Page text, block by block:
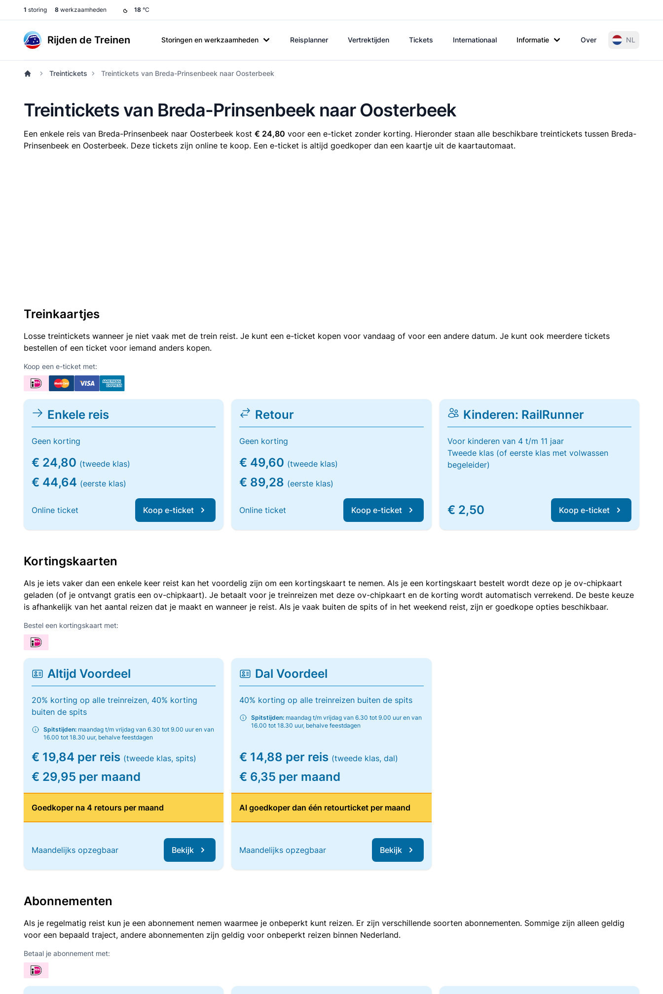
1 storing 8 werkzaamheden 18 °C
Rijden de Treinen Storingen en werkzaamheden Reisplanner Vertrektijden Tickets Internationaal Informatie Over NL
Treintickets Treintickets van Breda-Prinsenbeek naar Oosterbeek
Treintickets van Breda-Prinsenbeek naar Oosterbeek
Een enkele reis van Breda-Prinsenbeek naar Oosterbeek kost € 24,80 voor een e-ticket zonder korting. Hieronder staan alle beschikbare treintickets tussen Breda-
Prinsenbeek en Oosterbeek. Deze tickets zijn online te koop. Een e-ticket is altijd goedkoper dan een kaartje uit de kaartautomaat.
Treinkaartjes
Losse treintickets wanneer je niet vaak met de trein reist. Je kunt een e-ticket kopen voor vandaag of voor een andere datum. Je kunt ook meerdere tickets
bestellen of een ticket voor iemand anders kopen.
Koop een e-ticket met:
Enkele reis
Geen korting
€ 24,80 (tweede klas)
€ 44,64 (eerste klas)
Online ticket Koop e-ticket
Retour
Geen korting
€ 49,60 (tweede klas)
€ 89,28 (eerste klas)
Online ticket Koop e-ticket
Kinderen: RailRunner
Voor kinderen van 4 t/m 11 jaar
Tweede klas (of eerste klas met volwassen
begeleider)
€ 2,50 Koop e-ticket
Kortingskaarten
Als je iets vaker dan een enkele keer reist kan het voordelig zijn om een kortingskaart te nemen. Als je een kortingskaart bestelt wordt deze op je ov-chipkaart
geladen (of je ontvangt gratis een ov-chipkaart). Je betaalt voor je treinreizen met deze ov-chipkaart en de korting wordt automatisch verrekend. De beste keuze
is afhankelijk van het aantal reizen dat je maakt en wanneer je reist. Als je vaak buiten de spits of in het weekend reist, zijn er goedkope opties beschikbaar.
Bestel een kortingskaart met:
Altijd Voordeel
20% korting op alle treinreizen, 40% korting
buiten de spits
Spitstijden: maandag t/m vrijdag van 6.30 tot 9.00 uur en van
16.00 tot 18.30 uur, behalve feestdagen
€ 19,84 per reis (tweede klas, spits)
€ 29,95 per maand
Goedkoper na 4 retours per maand
Maandelijks opzegbaar Bekijk
Dal Voordeel
40% korting op alle treinreizen buiten de spits
Spitstijden: maandag t/m vrijdag van 6.30 tot 9.00 uur en van
16.00 tot 18.30 uur, behalve feestdagen
€ 14,88 per reis (tweede klas, dal)
€ 6,35 per maand
Al goedkoper dan één retourticket per maand
Maandelijks opzegbaar Bekijk
Abonnementen
Als je regelmatig reist kun je een abonnement nemen waarmee je onbeperkt kunt reizen. Er zijn verschillende soorten abonnementen. Sommige zijn alleen geldig
voor een bepaald traject, andere abonnementen zijn geldig voor onbeperkt reizen binnen Nederland.
Betaal je abonnement met: